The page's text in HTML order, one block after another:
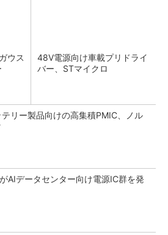
ウス
48V電源向け車載プリドライ
バー、STマイクロ
リー製品向けの高集積PMIC、ノル
AIデータセンター向け電源IC群を発